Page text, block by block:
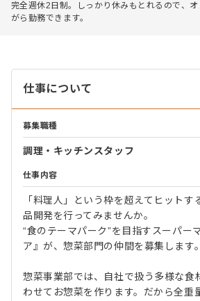
完全週休2日制。しっかり休みもとれるので、
がら勤務できます。
仕事について
募集職種
調理・キッチンスタッフ
仕事内容
「料理人」という枠を超えてヒットす
品開発を行ってみませんか。
“食のテーマパーク”を目指すスーパー
ア』が、惣菜部門の仲間を募集します。
惣菜事業部では、自社で扱う多様な食
わせてお惣菜を作ります。だから全重